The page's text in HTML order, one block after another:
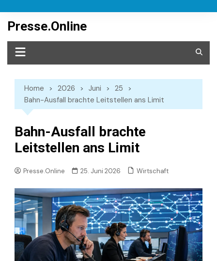
content
Presse.Online
Home 2026 Juni
25
Bahn-Ausfall brachte Leitstellen ans Limit
Bahn-Ausfall brachte
Leitstellen ans Limit
Presse.Online 25. Juni 2026 Wirtschaft